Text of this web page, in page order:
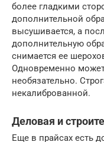
более гладкими
дополнительной
высушивается, а
дополнительную
снимается ее
Одновременно может
необязательно.
некалиброванной.
Деловая и
Еще в прайсах есть